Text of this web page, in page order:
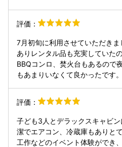
評価：
7月初旬に利用させていただき
ありレンタル品も充実していた
BBQコンロ、焚火台もあるので
もあまりいなくて良かったです。
評価：
子ども3人とデラックスキャビ
潔でエアコン、冷蔵庫もありと
工作などのイベント体験ができ